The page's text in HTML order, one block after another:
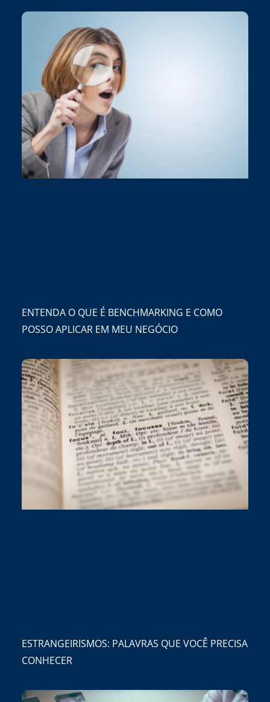
ENTENDA O QUE É BENCHMARKING E COMO
POSSO APLICAR EM MEU NEGÓCIO
ESTRANGEIRISMOS: PALAVRAS QUE VOCÊ PRECISA
CONHECER